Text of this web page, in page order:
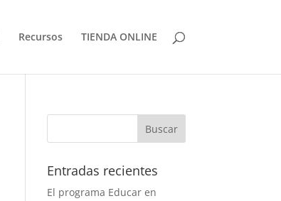
Recursos TIENDA ONLINE
Entradas recientes
El programa Educar en